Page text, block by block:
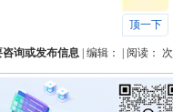
顶一下
咨询或发布信息 | 编辑： | 阅读： 次